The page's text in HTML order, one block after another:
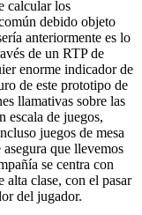
calcular los
debido objeto
anteriormente es lo
de un RTP de
enorme indicador de
de este prototipo de
llamativas sobre las
escala de juegos,
juegos de mesa
que llevemos
se centra con
alta clase, con el pasar
del jugador.